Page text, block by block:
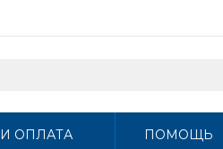
ОПЛАТА ПОМОЩЬ